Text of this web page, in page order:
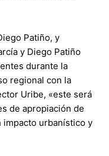
Patiño, y
y Diego Patiño
durante la
regional con la
Uribe, «este será
de apropiación de
impacto urbanístico y